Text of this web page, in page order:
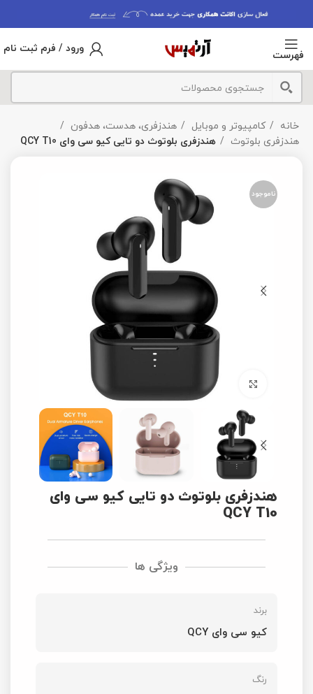
فهرست
ورود / فرم ثبت نام
خانه کامپیوتر و موبایل
هندزفری، هدست، هدفون
هندزفری بلوتوث
هندزفری بلوتوث دو تایی کیو سی وای QCY T10
ناموجود
برای بزرگنمایی کلیک کنید
هندزفری بلوتوث دو تایی کیو سی وای
QCY T10
ویژگی ها
برند
کیو سی وای QCY
رنگ